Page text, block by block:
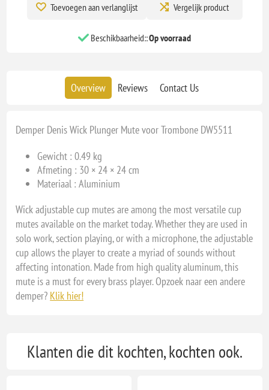
Toevoegen aan verlanglijst Vergelijk product
Beschikbaarheid::Op voorraad
Overview Reviews Contact Us
Demper Denis Wick Plunger Mute voor Trombone DW5511
Gewicht : 0.49 kg
Afmeting : 30 × 24 × 24 cm
Materiaal : Aluminium
Wick adjustable cup mutes are among the most versatile cup
mutes available on the market today. Whether they are used in
solo work, section playing, or with a microphone, the adjustable
cup allows the player to create a myriad of sounds without
affecting intonation. Made from high quality aluminum, this
mute is a must for every brass player. Opzoek naar een andere
demper? Klik hier!
Klanten die dit kochten, kochten ook.